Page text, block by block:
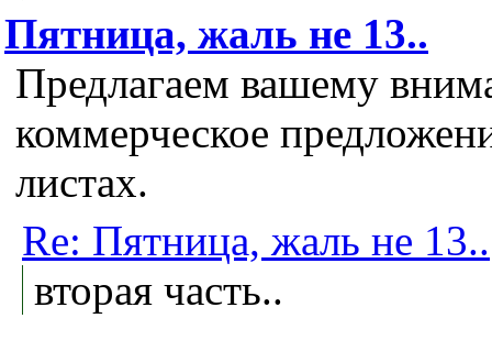
Пятница, жаль не 13..
Предлагаем вашему
коммерческое
листах.
Re: Пятница, жаль не 13..
вторая часть..